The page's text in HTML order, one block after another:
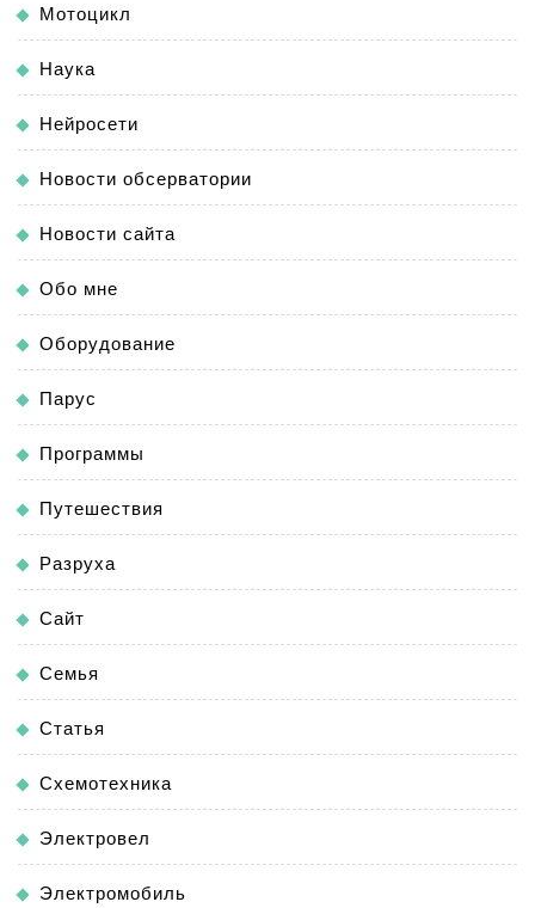
Мотоцикл
Наука
Нейросети
Новости обсерватории
Новости сайта
Обо мне
Оборудование
Парус
Программы
Путешествия
Разруха
Сайт
Семья
Статья
Схемотехника
Электровел
Электромобиль